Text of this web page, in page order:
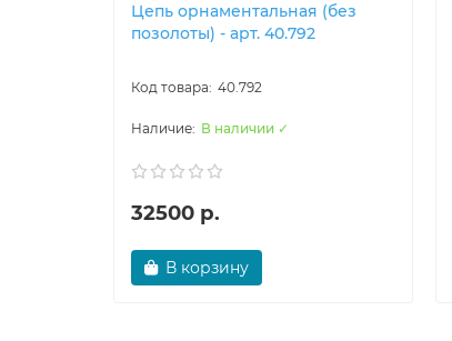
Цепь орнаментальная (без
позолоты) - арт. 40.792
40.792
В наличии ✓
32500 р.
В корзину